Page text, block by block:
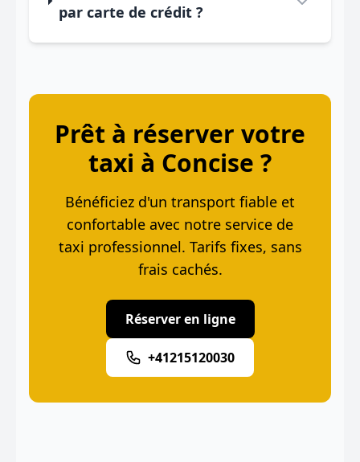
par carte de crédit ?
Prêt à réserver votre
taxi à Concise ?
Bénéficiez d'un transport fiable et
confortable avec notre service de
taxi professionnel. Tarifs fixes, sans
frais cachés.
Réserver en ligne
+41215120030